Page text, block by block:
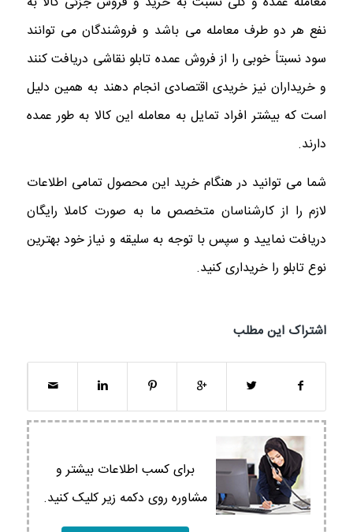
نفع هر دو طرف معامله می باشد و فروشندگان می ‌توانند
سود نسبتاً خوبی را از فروش عمده تابلو نقاشی دریافت کنند
و خریداران نیز خریدی اقتصادی انجام دهند به همین دلیل
است که بیشتر افراد تمایل به معامله این کالا به طور عمده
دارند.
شما می توانید در هنگام خرید این محصول تمامی اطلاعات
لازم را از کارشناسان متخصص ما به صورت کاملا رایگان
دریافت نمایید و سپس با توجه به سلیقه و نیاز خود بهترین
نوع تابلو را خریداری کنید.
اشتراک این مطلب
برای کسب اطلاعات بیشتر و
مشاوره روی دکمه زیر کلیک کنید.